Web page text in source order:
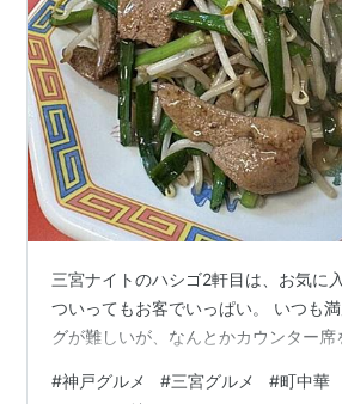
三宮ナイトのハシゴ2軒目は、お気に
ついってもお客でいっぱい。 いつも
グが難しいが、なんとかカウンター席
#神戸グルメ #三宮グルメ #町中華